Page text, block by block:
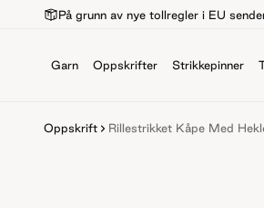
På grunn av nye tollregler i EU
Garn Oppskrifter Strikkepinner
Oppskrift Rillestrikket Kåpe Med